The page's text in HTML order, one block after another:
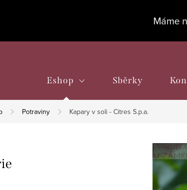
Máme
Eshop Sběrky
Potraviny Kapary v soli - Citres S.p.a.